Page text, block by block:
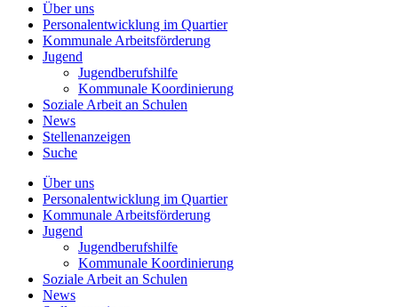
Über uns
Personalentwicklung im Quartier
Kommunale Arbeitsförderung
Jugend
Jugendberufshilfe
Kommunale Koordinierung
Soziale Arbeit an Schulen
News
Stellenanzeigen
Suche
Über uns
Personalentwicklung im Quartier
Kommunale Arbeitsförderung
Jugend
Jugendberufshilfe
Kommunale Koordinierung
Soziale Arbeit an Schulen
News